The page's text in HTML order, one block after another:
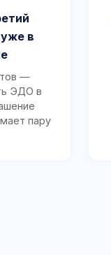
в
—
ЭДО в
пару